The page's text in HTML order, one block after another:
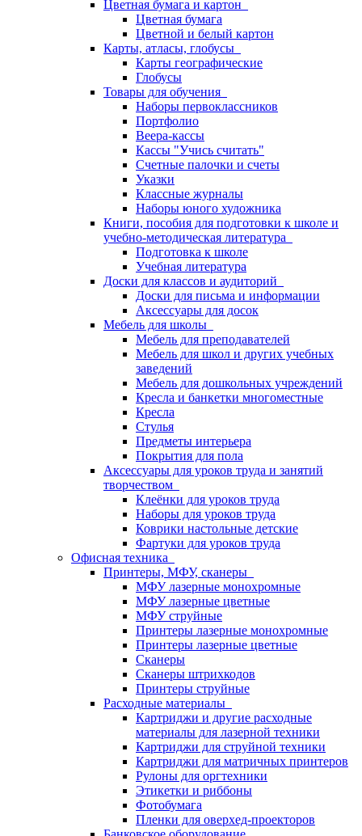
Цветная бумага и картон
Цветная бумага
Цветной и белый картон
Карты, атласы, глобусы
Карты географические
Глобусы
Товары для обучения
Наборы первоклассников
Портфолио
Веера-кассы
Кассы "Учись считать"
Счетные палочки и счеты
Указки
Классные журналы
Наборы юного художника
Книги, пособия для подготовки к школе и
учебно-методическая литература
Подготовка к школе
Учебная литература
Доски для классов и аудиторий
Доски для письма и информации
Аксессуары для досок
Мебель для школы
Мебель для преподавателей
Мебель для школ и других учебных
заведений
Мебель для дошкольных учреждений
Кресла и банкетки многоместные
Кресла
Стулья
Предметы интерьера
Покрытия для пола
Аксессуары для уроков труда и занятий
творчеством
Клеёнки для уроков труда
Наборы для уроков труда
Коврики настольные детские
Фартуки для уроков труда
Офисная техника
Принтеры, МФУ, сканеры
МФУ лазерные монохромные
МФУ лазерные цветные
МФУ струйные
Принтеры лазерные монохромные
Принтеры лазерные цветные
Сканеры
Сканеры штрихкодов
Принтеры струйные
Расходные материалы
Картриджи и другие расходные
материалы для лазерной техники
Картриджи для струйной техники
Картриджи для матричных принтеров
Рулоны для оргтехники
Этикетки и риббоны
Фотобумага
Пленки для оверхед-проекторов